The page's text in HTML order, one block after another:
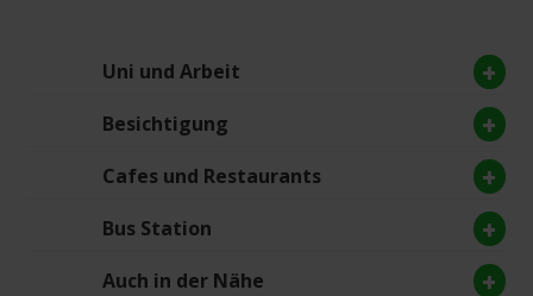
Uni und Arbeit
Besichtigung
Cafes und Restaurants
Bus Station
Auch in der Nähe